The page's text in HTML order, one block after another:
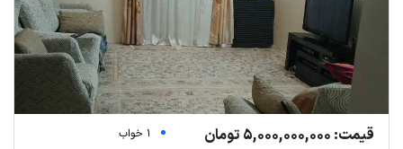
قیمت: 5,000,000,000 تومان
1 خواب